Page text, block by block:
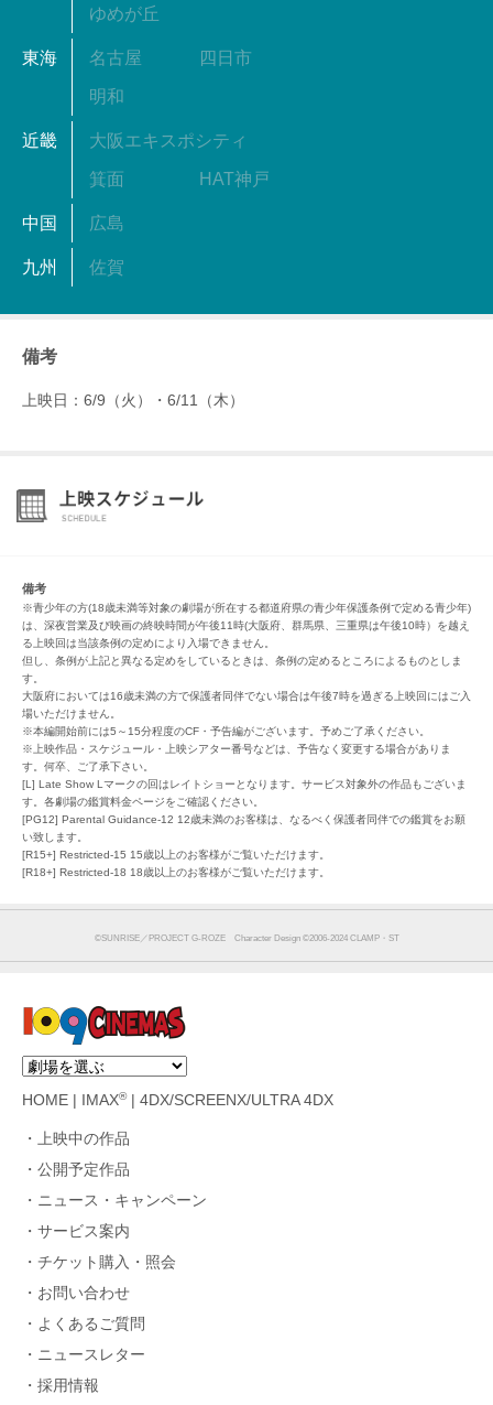
ゆめが丘
東海 名古屋 四日市
明和
近畿 大阪エキスポシティ
箕面 HAT神戸
中国 広島
九州 佐賀
備考
上映日：6/9（火）・6/11（木）
備考
※青少年の方(18歳未満等対象の劇場が所在する都道府県の青少年保護条例で定める青少年)
は、深夜営業及び映画の終映時間が午後11時(大阪府、群馬県、三重県は午後10時）を越え
る上映回は当該条例の定めにより入場できません。
但し、条例が上記と異なる定めをしているときは、条例の定めるところによるものとしま
す。
大阪府においては16歳未満の方で保護者同伴でない場合は午後7時を過ぎる上映回にはご入
場いただけません。
※本編開始前には5～15分程度のCF・予告編がございます。予めご了承ください。
※上映作品・スケジュール・上映シアター番号などは、予告なく変更する場合がありま
す。何卒、ご了承下さい。
[L] Late Show Lマークの回はレイトショーとなります。サービス対象外の作品もございま
す。各劇場の鑑賞料金ページをご確認ください。
[PG12] Parental Guidance-12 12歳未満のお客様は、なるべく保護者同伴での鑑賞をお願
い致します。
[R15+] Restricted-15 15歳以上のお客様がご覧いただけます。
[R18+] Restricted-18 18歳以上のお客様がご覧いただけます。
©SUNRISE／PROJECT G-ROZE Character Design ©2006-2024 CLAMP・ST
HOME IMAX®| 4DX/SCREENX/ULTRA 4DX
上映中の作品
公開予定作品
ニュース・キャンペーン
サービス案内
チケット購入・照会
お問い合わせ
よくあるご質問
ニュースレター
採用情報